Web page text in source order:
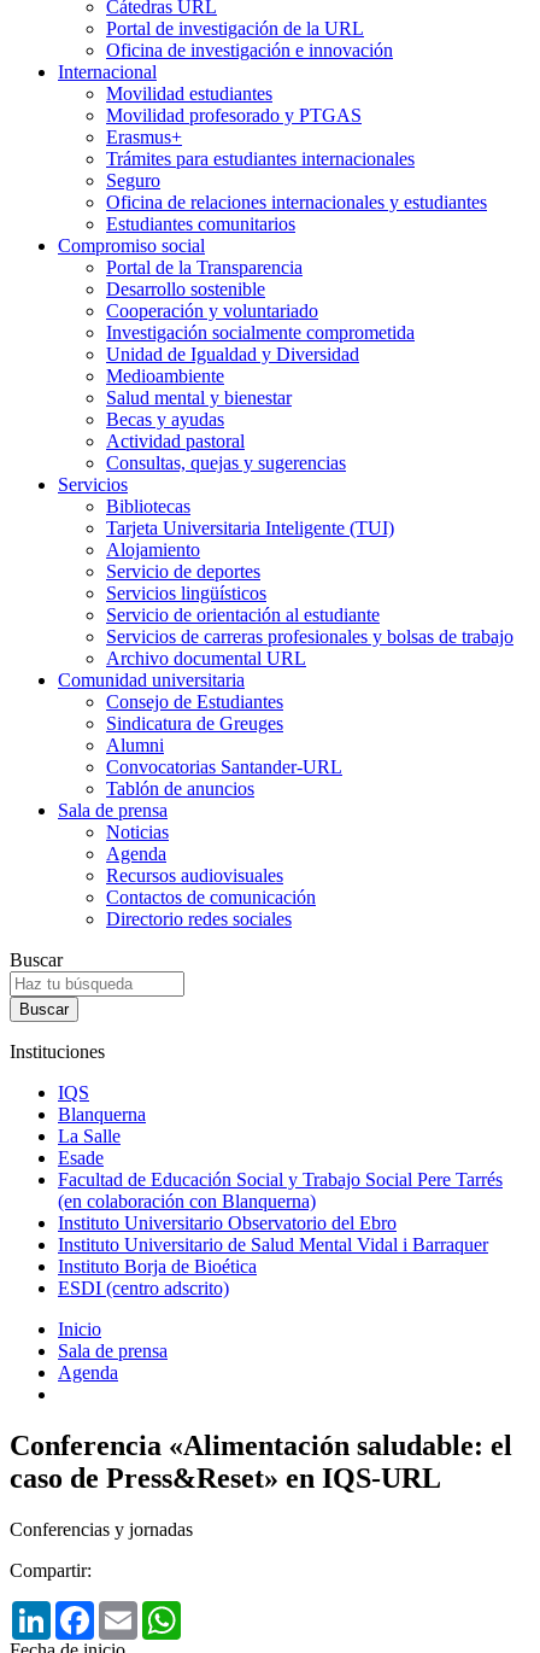
Cátedras URL
Portal de investigación de la URL
Oficina de investigación e innovación
Internacional
Movilidad estudiantes
Movilidad profesorado y PTGAS
Erasmus+
Trámites para estudiantes internacionales
Seguro
Oficina de relaciones internacionales y estudiantes
Estudiantes comunitarios
Compromiso social
Portal de la Transparencia
Desarrollo sostenible
Cooperación y voluntariado
Investigación socialmente comprometida
Unidad de Igualdad y Diversidad
Medioambiente
Salud mental y bienestar
Becas y ayudas
Actividad pastoral
Consultas, quejas y sugerencias
Servicios
Bibliotecas
Tarjeta Universitaria Inteligente (TUI)
Alojamiento
Servicio de deportes
Servicios lingüísticos
Servicio de orientación al estudiante
Servicios de carreras profesionales y bolsas de trabajo
Archivo documental URL
Comunidad universitaria
Consejo de Estudiantes
Sindicatura de Greuges
Alumni
Convocatorias Santander-URL
Tablón de anuncios
Sala de prensa
Noticias
Agenda
Recursos audiovisuales
Contactos de comunicación
Directorio redes sociales
Buscar
Instituciones
IQS
Blanquerna
La Salle
Esade
Facultad de Educación Social y Trabajo Social Pere Tarrés
(en colaboración con Blanquerna)
Instituto Universitario Observatorio del Ebro
Instituto Universitario de Salud Mental Vidal i Barraquer
Instituto Borja de Bioética
ESDI (centro adscrito)
Inicio
Sala de prensa
Agenda
Conferencia «Alimentación saludable: el
caso de Press&Reset» en IQS-URL
Conferencias y jornadas
Compartir:
LinkedInFacebook
Email